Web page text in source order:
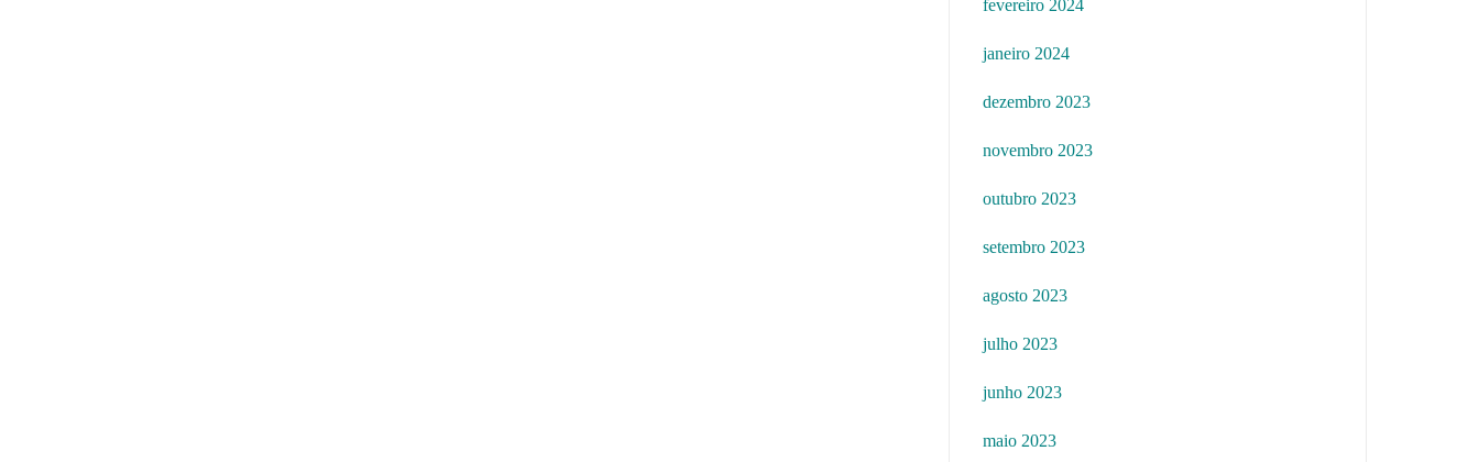
fevereiro 2024
janeiro 2024
dezembro 2023
novembro 2023
outubro 2023
setembro 2023
agosto 2023
julho 2023
junho 2023
maio 2023